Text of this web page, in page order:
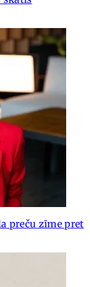
preču zīme pret